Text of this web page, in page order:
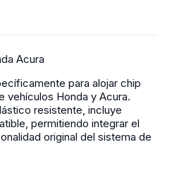
Acura
para alojar chip
vehículos Honda y Acura.
resistente, incluye
permitiendo integrar el
original del sistema de